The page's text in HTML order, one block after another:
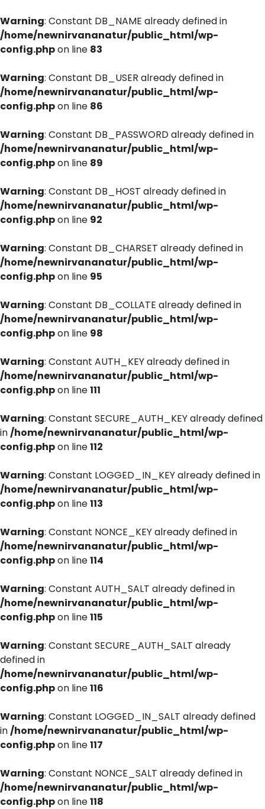
Warning: Constant DB_NAME already defined in
/home/newnirvananatur/public_html/wp-
config.phpon line 83
Warning: Constant DB_USER already defined in
/home/newnirvananatur/public_html/wp-
config.phpon line 86
Warning: Constant DB_PASSWORD already defined in
/home/newnirvananatur/public_html/wp-
config.phpon line 89
Warning: Constant DB_HOST already defined in
/home/newnirvananatur/public_html/wp-
config.phpon line 92
Warning: Constant DB_CHARSET already defined in
/home/newnirvananatur/public_html/wp-
config.phpon line 95
Warning: Constant DB_COLLATE already defined in
/home/newnirvananatur/public_html/wp-
config.phpon line 98
Warning: Constant AUTH_KEY already defined in
/home/newnirvananatur/public_html/wp-
config.phpon line111
Warning: Constant SECURE_AUTH_KEY already defined
in/home/newnirvananatur/public_html/wp-
config.phpon line112
Warning: Constant LOGGED_IN_KEY already defined in
/home/newnirvananatur/public_html/wp-
config.phpon line113
Warning: Constant NONCE_KEY already defined in
/home/newnirvananatur/public_html/wp-
config.phpon line114
Warning: Constant AUTH_SALT already defined in
/home/newnirvananatur/public_html/wp-
config.phpon line115
Warning: Constant SECURE_AUTH_SALT already
defined in
/home/newnirvananatur/public_html/wp-
config.phpon line116
Warning: Constant LOGGED_IN_SALT already defined
in/home/newnirvananatur/public_html/wp-
config.phpon line117
Warning: Constant NONCE_SALT already defined in
/home/newnirvananatur/public_html/wp-
config.phpon line118